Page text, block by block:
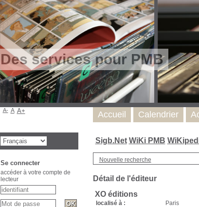
Des services pour PMB
Sigb.Net WiKi PMB
Nouvelle recherche
Détail de l'éditeur
XO éditions
localisé à :
Paris
Accueil Calendrier
A- A A+
Se connecter
accéder à votre compte de
lecteur